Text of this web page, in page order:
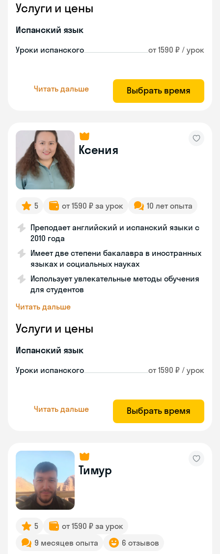
Услуги и цены
Испанский язык
Уроки испанского от 1590 ₽ / урок
Читать дальше Выбрать время
Ксения
5 от 1590 ₽ за урок 10 лет опыта
Преподает английский и испанский языки с
2010 года
Имеет две степени бакалавра в иностранных
языках и социальных науках
Использует увлекательные методы обучения
для студентов
Читать дальше
Услуги и цены
Испанский язык
Уроки испанского от 1590 ₽ / урок
Читать дальше Выбрать время
Тимур
5
от 1590 ₽ за урок
9 месяцев опыта
6 отзывов